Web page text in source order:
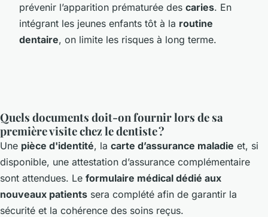
prévenir l’apparition prématurée des caries. En
intégrant les jeunes enfants tôt à la routine
dentaire, on limite les risques à long terme.
Quels documents doit-on fournir lors de sa
première visite chez le dentiste ?
Une pièce d'identité, la carte d’assurance maladie et, si
disponible, une attestation d’assurance complémentaire
sont attendues. Le formulaire médical dédié aux
nouveaux patients sera complété afin de garantir la
sécurité et la cohérence des soins reçus.